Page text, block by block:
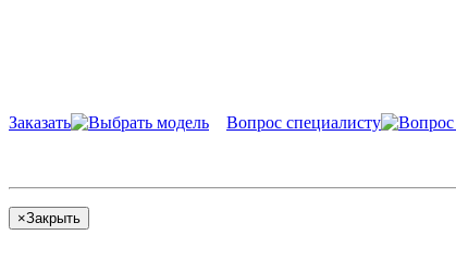
Заказать Вопрос специалисту
×Закрыть